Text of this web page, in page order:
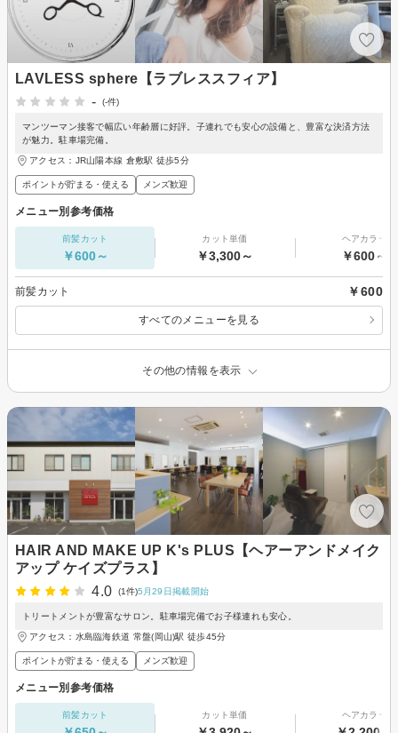
LAVLESS sphere【ラブレススフィア】
-
(-件)
マンツーマン接客で幅広い年齢層に好評。子連れでも安心の設備と、豊富な決済方法
が魅力。駐車場完備。
アクセス：JR山陽本線 倉敷駅 徒歩5分
ポイントが貯まる・使える メンズ歓迎
メニュー別参考価格
前髪カット
￥600～
カット単価
￥3,300～
ヘアカラー
￥600～
前髪カット ￥600
すべてのメニューを見る
その他の情報を表示
HAIR AND MAKE UP K's PLUS【ヘアーアンドメイク
アップ ケイズプラス】
4.0
(1件)5月29日掲載開始
トリートメントが豊富なサロン。駐車場完備でお子様連れも安心。
アクセス：水島臨海鉄道 常盤(岡山)駅 徒歩45分
ポイントが貯まる・使える メンズ歓迎
メニュー別参考価格
前髪カット カット単価 ヘアカラー